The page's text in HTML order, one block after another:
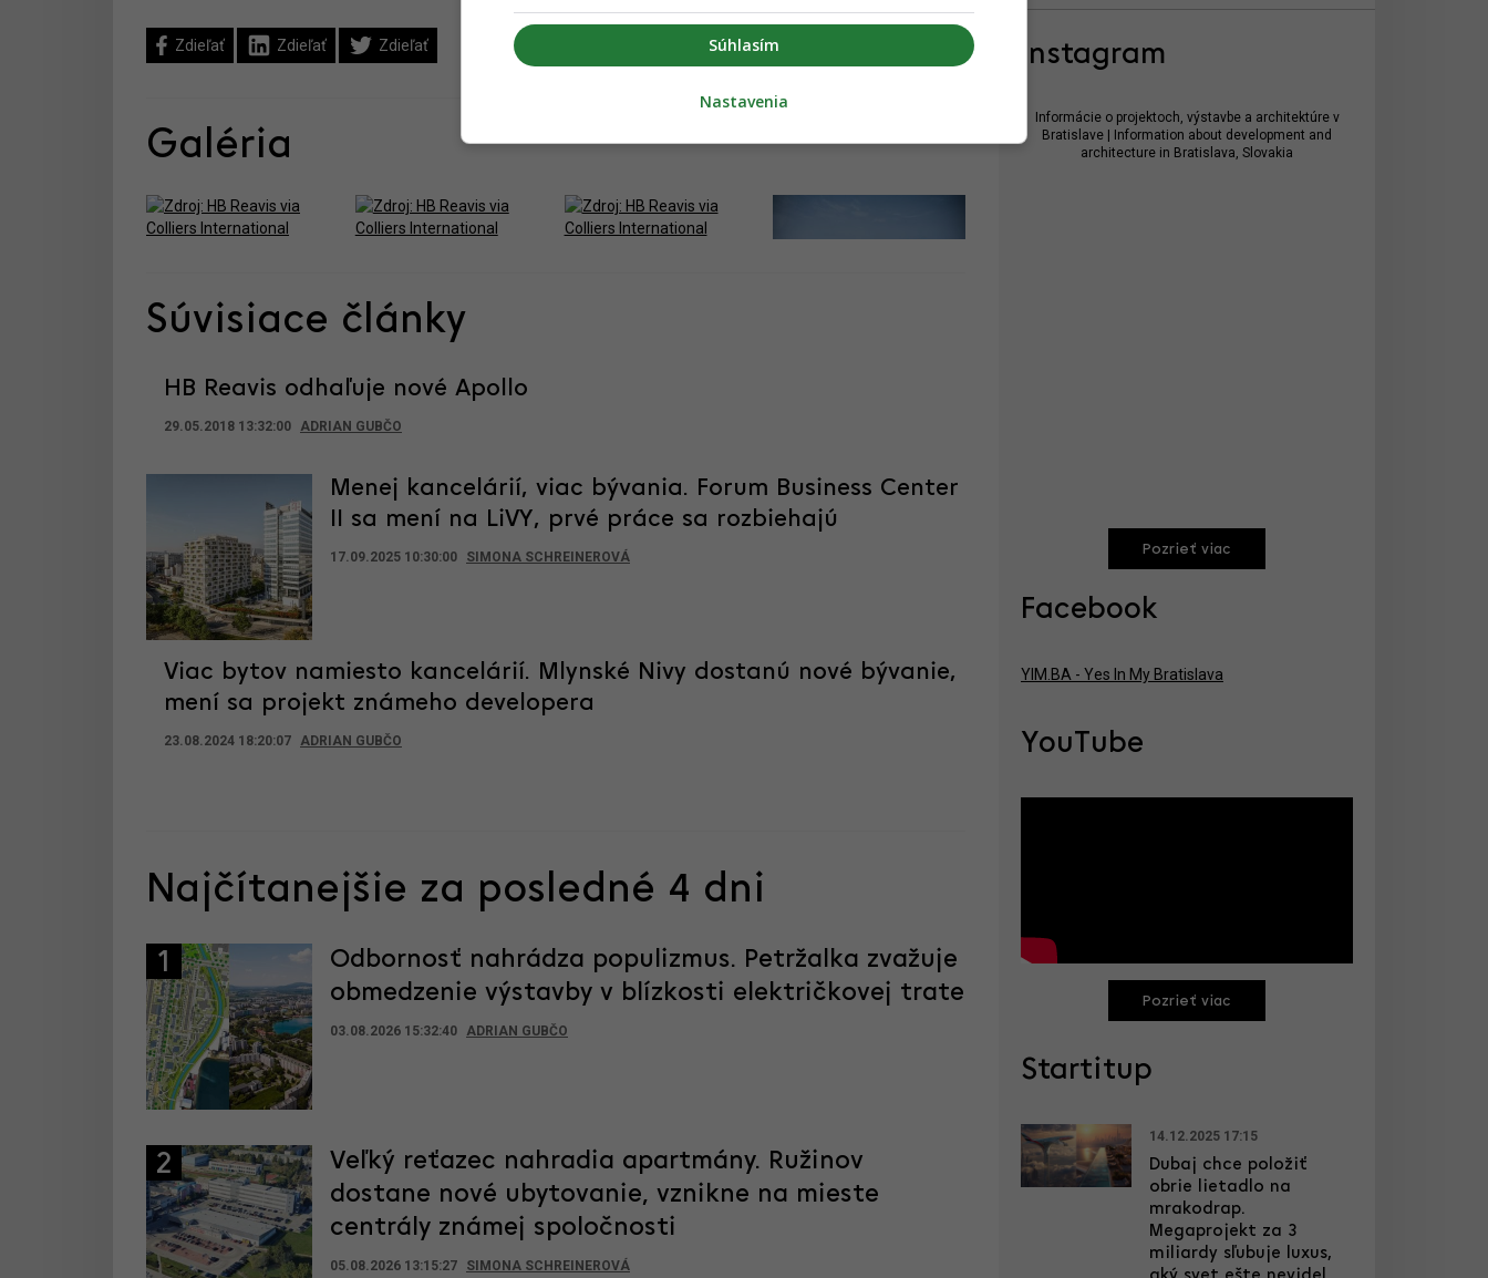
Zdieľať Zdieľať Zdieľať
Galéria
Súvisiace články
HB Reavis odhaľuje nové Apollo
29.05.2018 13:32:00 ADRIAN GUBČO
Menej kancelárií, viac bývania. Forum Business Center
II sa mení na LiVY, prvé práce sa rozbiehajú
17.09.2025 10:30:00 SIMONA SCHREINEROVÁ
Viac bytov namiesto kancelárií. Mlynské Nivy dostanú nové bývanie,
mení sa projekt známeho developera
23.08.2024 18:20:07 ADRIAN GUBČO
Najčítanejšie za posledné 4 dni
1
Odbornosť nahrádza populizmus. Petržalka zvažuje
obmedzenie výstavby v blízkosti električkovej trate
03.08.2026 15:32:40 ADRIAN GUBČO
2
Veľký reťazec nahradia apartmány. Ružinov
dostane nové ubytovanie, vznikne na mieste
centrály známej spoločnosti
05.08.2026 13:15:27 SIMONA SCHREINEROVÁ
Instagram
Informácie o projektoch, výstavbe a architektúre v
Bratislave | Information about development and
architecture in Bratislava, Slovakia
Pozrieť viac
Facebook
YIM.BA - Yes In My Bratislava
YouTube
Pozrieť viac
Startitup
14.12.2025 17:15
Dubaj chce položiť
obrie lietadlo na
mrakodrap.
Megaprojekt za 3
miliardy sľubuje luxus,
Súhlasím
Nastavenia